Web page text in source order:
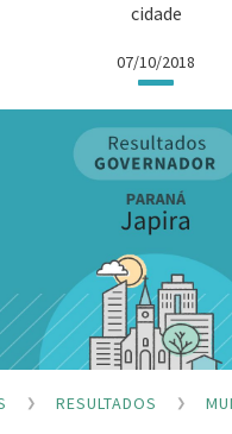
cidade
07/10/2018
RESULTADOS